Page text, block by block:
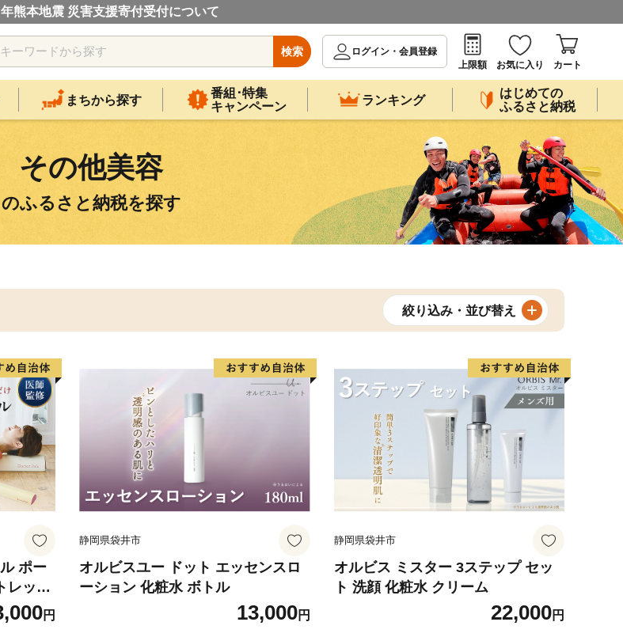
熊本地震 災害支援寄付受付について
検索
ログイン・会員登録
上限額
お気に入り カート
まちから探す
番組･特集
キャンペーン
ランキング
はじめての
ふるさと納税
その他美容
のふるさと納税を探す
絞り込み・並び替え
ポー
レッチ
軽金属
背中
円
静岡県袋井市
オルビスユー ドット エッセンスロ
ーション 化粧水 ボトル
13,000円
静岡県袋井市
オルビス ミスター 3ステップ セッ
ト 洗顔 化粧水 クリーム
22,000円